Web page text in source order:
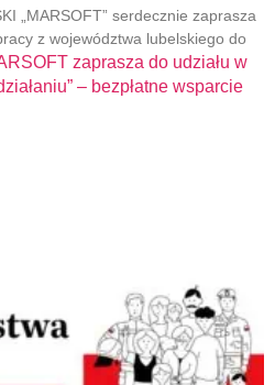
„MARSOFT” serdecznie zaprasza
z województwa lubelskiego do
zaprasza do udziału w
– bezpłatne wsparcie